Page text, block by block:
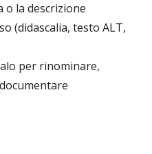
o la descrizione
(didascalia, testo ALT,
per rinominare,